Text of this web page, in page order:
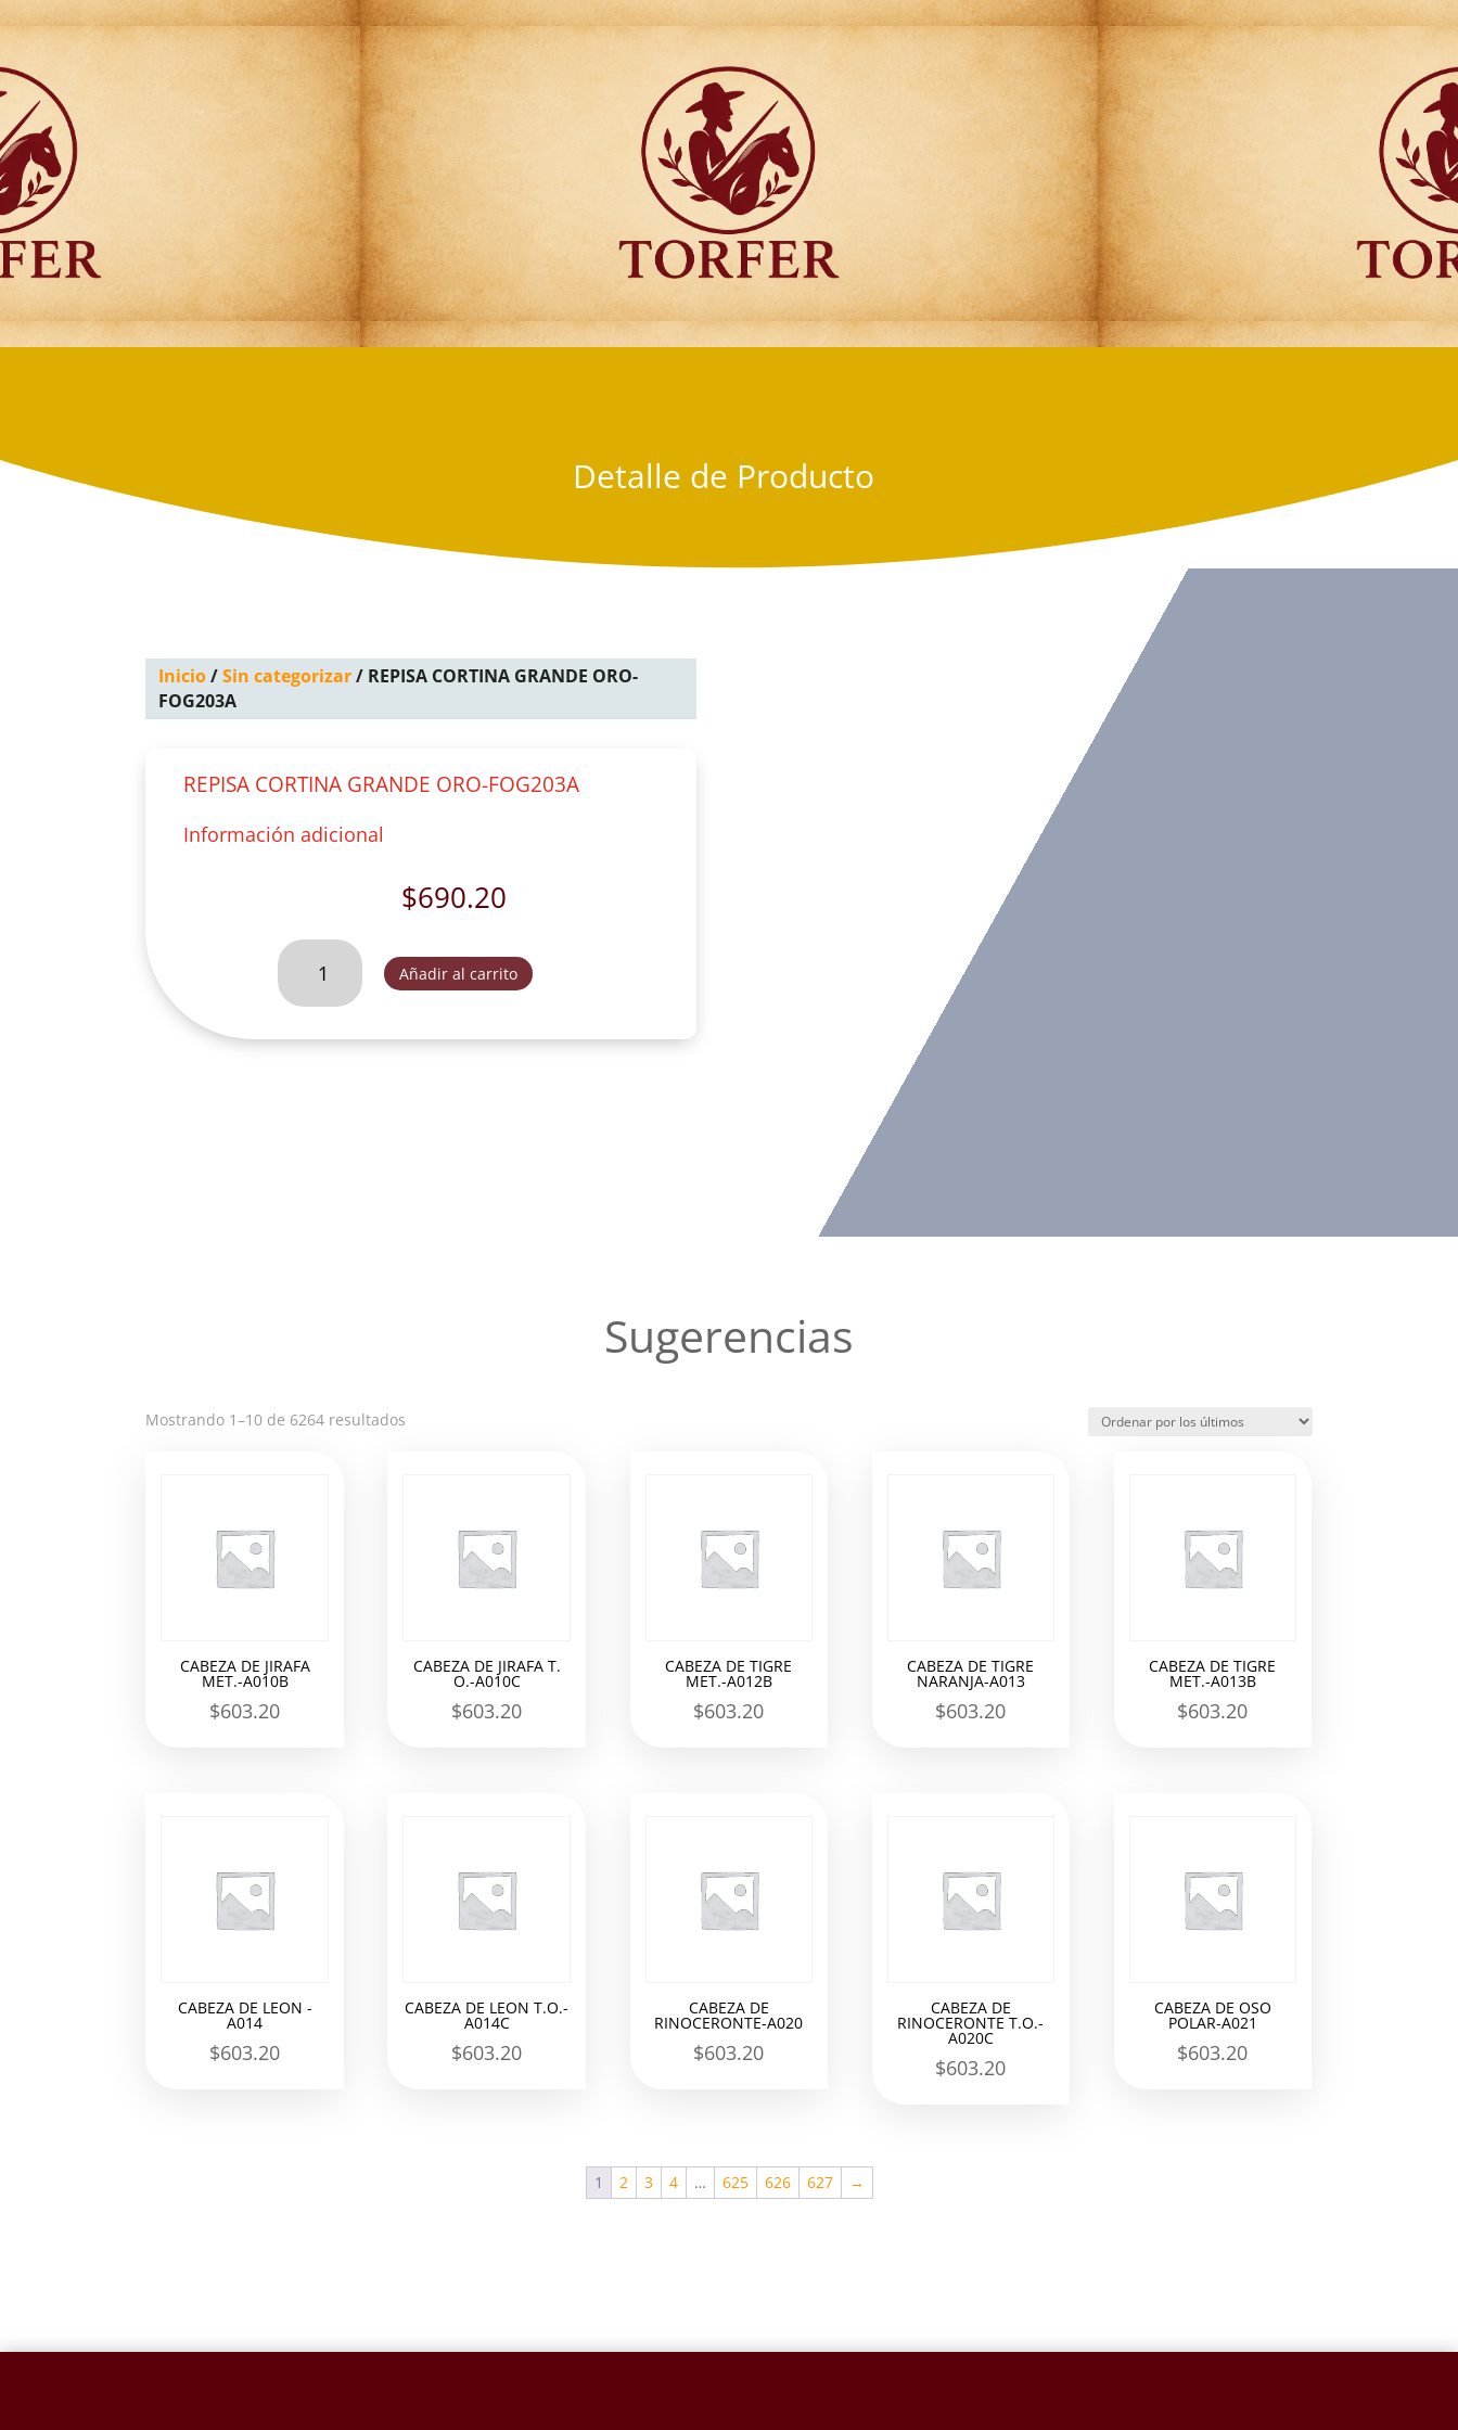
Articulos para Regalo Torfer.
Detalle de Producto
Inicio/Sin categorizar/ REPISA CORTINA GRANDE ORO-
FOG203A
REPISA CORTINA GRANDE ORO-FOG203A
Información adicional
$690.20
REPISA
CORTINA
GRANDE
Añadir al carrito
Sugerencias
Mostrando 1–10 de 6264 resultados
CABEZA DE JIRAFA
MET.-A010B
$603.20
CABEZA DE JIRAFA T.
O.-A010C
$603.20
CABEZA DE TIGRE
MET.-A012B
$603.20
CABEZA DE TIGRE
NARANJA-A013
$603.20
CABEZA DE TIGRE
MET.-A013B
$603.20
CABEZA DE LEON -
A014
$603.20
CABEZA DE LEON T.O.-
A014C
$603.20
CABEZA DE
RINOCERONTE-A020
$603.20
CABEZA DE
RINOCERONTE T.O.-
A020C
$603.20
CABEZA DE OSO
POLAR-A021
$603.20
1 2 3 4 … 625 626 627 →